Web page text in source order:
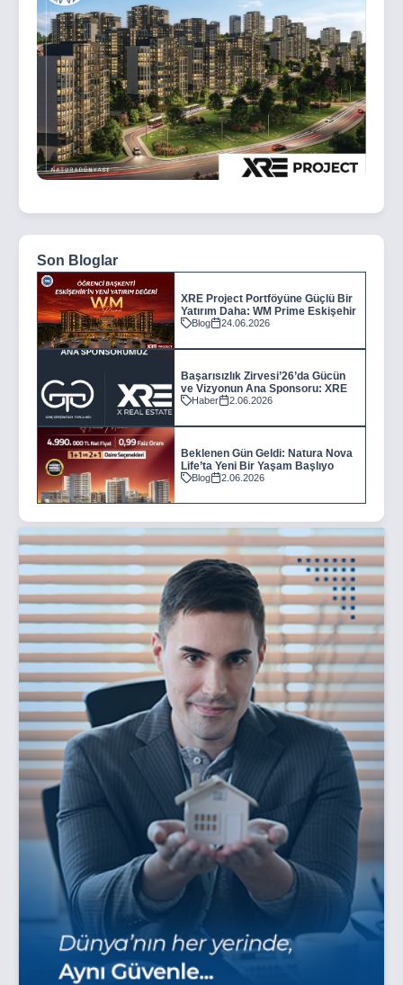
Son Bloglar
XRE Project Portföyüne Güçlü Bir
Yatırım Daha: WM Prime Eskişehir
Blog 24.06.2026
Başarısızlık Zirvesi’26’da Gücün
ve Vizyonun Ana Sponsoru: XRE
Haber 2.06.2026
Beklenen Gün Geldi: Natura Nova
Life’ta Yeni Bir Yaşam Başlıyo
Blog 2.06.2026